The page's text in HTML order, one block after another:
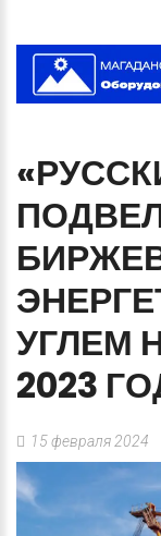
УГЛЕМ
2023
15 февраля 2024